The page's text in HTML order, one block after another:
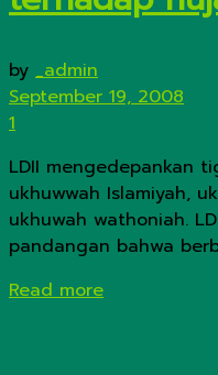
by _admin
September 19, 2008
1
LDII mengedepankan
ukhuwwah Islamiyah,
ukhuwah wathoniah.
pandangan bahwa
Read moreDetails